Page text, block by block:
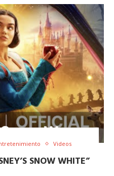
Videos
SNOW WHITE”